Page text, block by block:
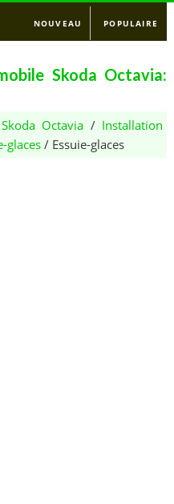
NOUVEAU POPULAIRE
Skoda Octavia:
Octavia / Installation
glaces/ Essuie-glaces